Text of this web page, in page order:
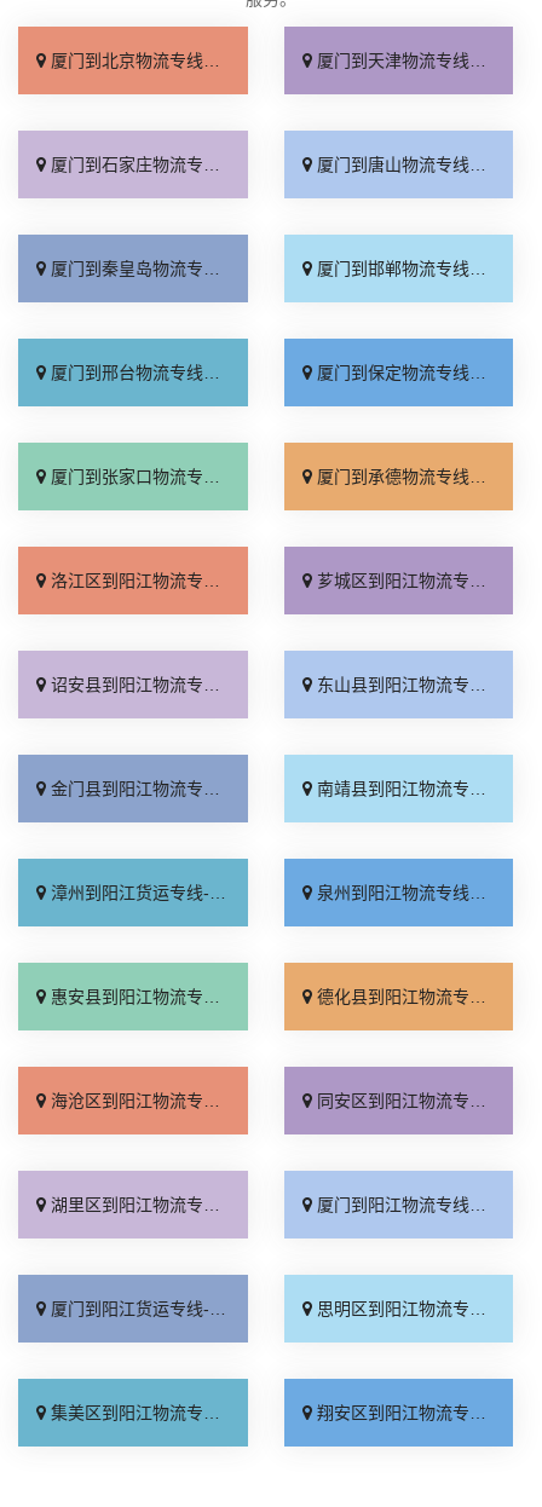
厦门到北京物流专线_直达不中转「送货到门」 厦门到天津物流专线_运保时效「高效快运」
厦门到石家庄物流专线_准时准点「多少公里」 厦门到唐山物流专线_全境派送「收费介绍」
厦门到秦皇岛物流专线_高效运输「运保时效」 厦门到邯郸物流专线_物流拼车「全境配送」
厦门到邢台物流专线_专业靠谱「上门提货」 厦门到保定物流专线_全程直达「高效运输」
厦门到张家口物流专线_全境派送「多久能到」 厦门到承德物流专线_专业调车「合理收费」
洛江区到阳江物流专线_运费多少「专线直达」 芗城区到阳江物流专线_一站式托运「运保时效」
诏安县到阳江物流专线_直达到站「诚信经营」 东山县到阳江物流专线_价位合理「需要几天」
金门县到阳江物流专线_快速直达「运价查询」 南靖县到阳江物流专线_运费多少「多年经验」
漳州到阳江货运专线-漳州到阳江物流公司_运费多少「专业可靠」 泉州到阳江物流专线_几天到达「门到门接送」
惠安县到阳江物流专线_专线直达「费用多少」 德化县到阳江物流专线_直达不中转「天天发车」
海沧区到阳江物流专线_直发全境「无需中转」 同安区到阳江物流专线_专线直达「运保时效」
湖里区到阳江物流专线_准时准点「资质齐全」 厦门到阳江物流专线_诚信经营「实时反馈」
厦门到阳江货运专线-厦门到阳江物流公司_来电咨询「市县闪送」 思明区到阳江物流专线_每日发车「上门提货」
集美区到阳江物流专线_托运放心「一站式托运」 翔安区到阳江物流专线_运费多少「无需中转」